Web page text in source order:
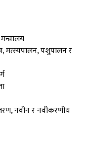
मत्स्यपालन, पशुपालन र
नवीन र नवीकरणीय